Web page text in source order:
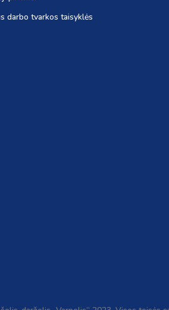
darbo tvarkos taisyklės